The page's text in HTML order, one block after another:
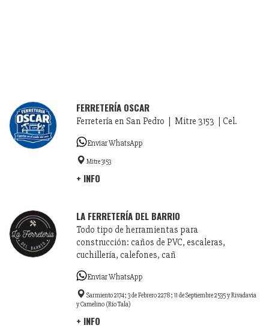
FERRETERÍA OSCAR
Ferretería en San Pedro | Mitre 3153 | Cel.
Enviar WhatsApp
Mitre 3153
+ INFO
LA FERRETERÍA DEL BARRIO
Todo tipo de herramientas para
construcción: caños de PVC, escaleras,
cuchillería, calefones, cañ
Enviar WhatsApp
Sarmiento 2174; 3 de Febrero 2278; 11 de Septiembre 2535 y Rivadavia
y Camelino (Río Tala)
+ INFO